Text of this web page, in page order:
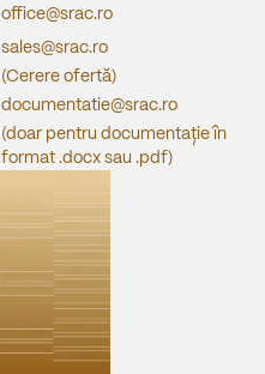
office@srac.ro
sales@srac.ro
(Cerere ofertă)
documentatie@srac.ro
(doar pentru documentație în
format .docx sau .pdf)